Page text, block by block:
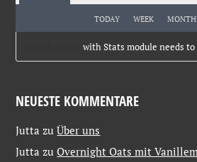
TODAY WEEK MONTH
with Stats module needs to
NEUESTE KOMMENTARE
Jutta zuÜber uns
Jutta zuOvernight Oats mit